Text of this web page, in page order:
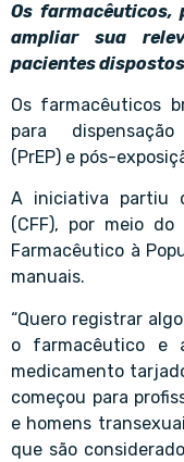
Os farmacêuticos,
ampliar sua
pacientes
Os farmacêuticos
para
(PrEP) e pós-
A iniciativa partiu
(CFF), por meio do
Farmacêutico à
manuais.
“Quero registrar
o farmacêutico e
medicamento
começou para
e homens
que são